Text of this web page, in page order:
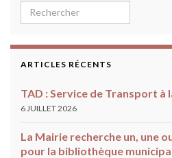
Search for:
ARTICLES RÉCENTS
TAD : Service de Transport à
6 JUILLET 2026
La Mairie recherche un, une
pour la bibliothèque